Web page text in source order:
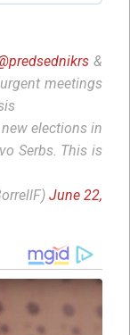
&
meetings
elections in
Serbs. This is
June 22,